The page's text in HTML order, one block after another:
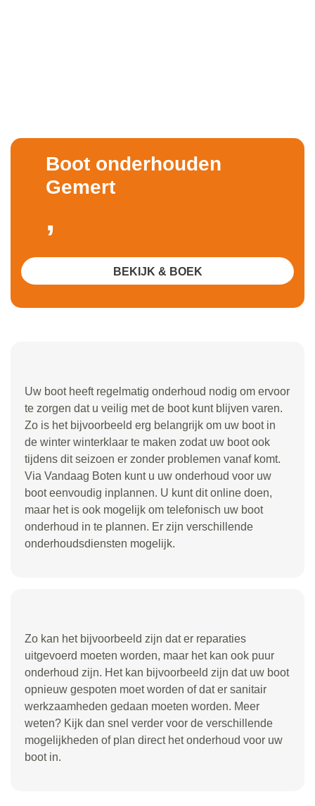
Uw boot heeft regelmatig onderhoud nodig om ervoor
te zorgen dat u veilig met de boot kunt blijven varen.
Zo is het bijvoorbeeld erg belangrijk om uw boot in
de winter winterklaar te maken zodat uw boot ook
tijdens dit seizoen er zonder problemen vanaf komt.
Via Vandaag Boten kunt u uw onderhoud voor uw
boot eenvoudig inplannen. U kunt dit online doen,
maar het is ook mogelijk om telefonisch uw boot
onderhoud in te plannen. Er zijn verschillende
onderhoudsdiensten mogelijk.
Boot onderhouden
Gemert
,
BEKIJK & BOEK
Zo kan het bijvoorbeeld zijn dat er reparaties
uitgevoerd moeten worden, maar het kan ook puur
onderhoud zijn. Het kan bijvoorbeeld zijn dat uw boot
opnieuw gespoten moet worden of dat er sanitair
werkzaamheden gedaan moeten worden. Meer
weten? Kijk dan snel verder voor de verschillende
mogelijkheden of plan direct het onderhoud voor uw
boot in.